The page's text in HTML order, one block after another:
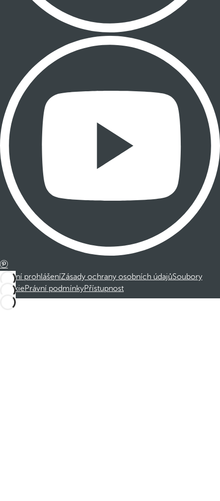
Právní prohlášeníZásady ochrany osobních údajůSoubory
cookiePrávní podmínkyPřístupnost